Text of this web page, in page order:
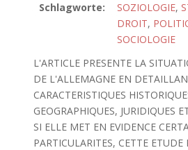
Schlagworte:
SOZIOLOGIE,
DROIT,
SOCIOLOGIE
L'ARTICLE PRESENTE LA
DE L'ALLEMAGNE EN
CARACTERISTIQUES
GEOGRAPHIQUES, JURIDIQUES
SI ELLE MET EN EVIDENCE
PARTICULARITES, CETTE